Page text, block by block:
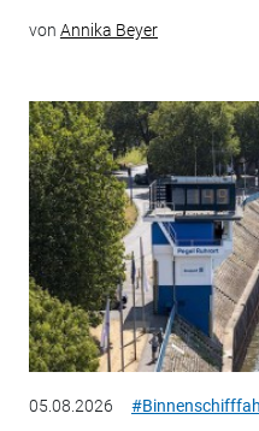
von Annika Beyer
05.08.2026